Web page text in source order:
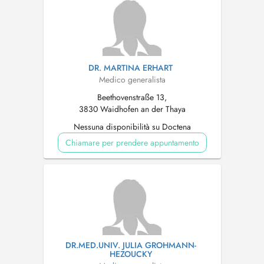
DR. MARTINA ERHART
Medico generalista
Beethovenstraße 13,
3830 Waidhofen an der Thaya
Nessuna disponibilità su Doctena
Chiamare per prendere appuntamento
DR.MED.UNIV. JULIA GROHMANN-
HEZOUCKY